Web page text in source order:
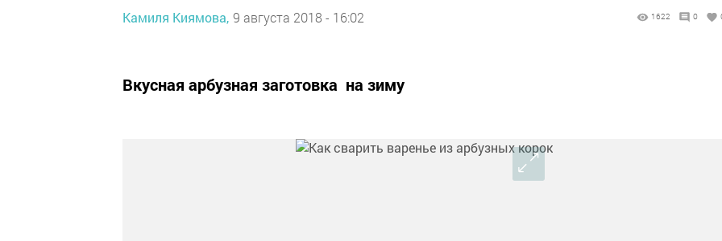
Камиля Киямова, 9 августа 2018 - 16:02 1622 0
Вкусная арбузная заготовка на зиму